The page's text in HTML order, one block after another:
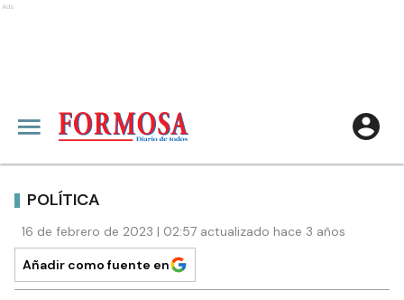
Ads
POLÍTICA
16 de febrero de 2023 | 02:57 actualizado hace 3 años
Añadir como fuente en